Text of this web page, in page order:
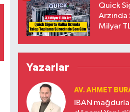
Quick
Arzında
Milyar
Eriyor
Yazarlar
AV. AHMET
IBAN